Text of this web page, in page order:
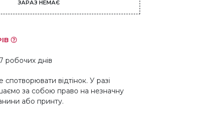
ЗАРАЗ НЕМАЄ
робочих днів
відтінок. У разі
за собою право на незначну
або принту.